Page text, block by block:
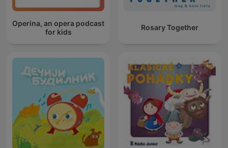
Operina, an opera podcast
for kids
Rosary Together